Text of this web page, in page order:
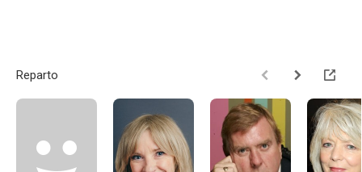
Reparto